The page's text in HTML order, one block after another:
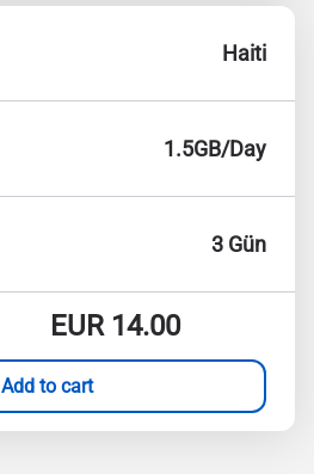
Haiti
1.5GB/Day
3 Gün
EUR14.00
Add to cart